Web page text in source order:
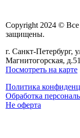
Copyright 2024 © Все
защищены.
г. Санкт-Петербург,
Магнитогорская,
Посмотреть на карте
Политика
Обработка
Не оферта